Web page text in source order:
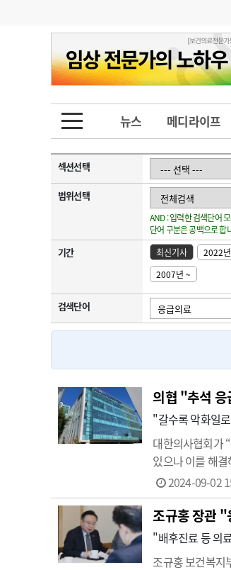
뉴스 메디라이프
금
1
4
5
인사
오피니언 칼럼
인물 초대석
동영상뉴스
포토뉴스 포토뉴스
지역병원
인포메이션 행정처분
학회·연수강좌 학회/연수강좌
고객센터 회사소개
섹션선택
범위선택
AND : 입력한 검색단어
단어 구분은 공백으로 합
기간 최신기사 2022년
2007년 ~
검색단어
의협 "추석 응
"갈수록 악화일
대한의사협회가
있으나 이를 해
급상황관리센터,
했다. 이와 함께'
2024-09-02
조규홍 장관 "
"배후진료 등 의
조규홍 보건복지